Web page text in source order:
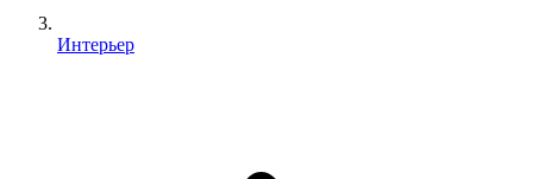
Интерьер